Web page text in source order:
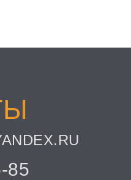
85